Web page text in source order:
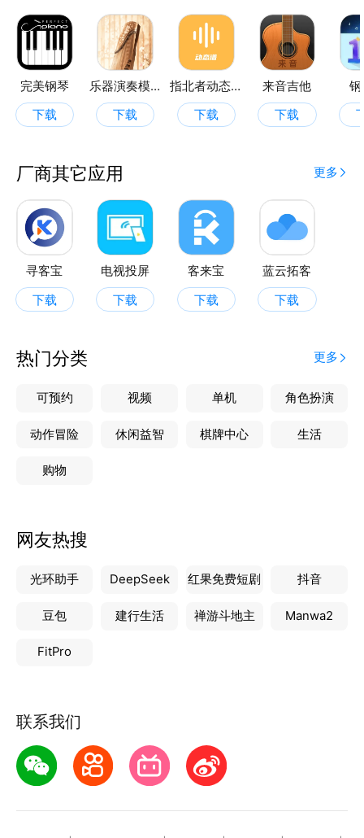
完美钢琴
下载
乐器演奏模拟器
下载
指北者动态谱
下载
来音吉他
下载
厂商其它应用 更多
寻客宝
下载
电视投屏
下载
客来宝
下载
蓝云拓客
下载
热门分类 更多
可预约 视频 单机 角色扮演
动作冒险 休闲益智 棋牌中心 生活
购物
网友热搜
光环助手 DeepSeek 红果免费短剧 抖音
豆包 建行生活 禅游斗地主 Manwa2
FitPro
联系我们